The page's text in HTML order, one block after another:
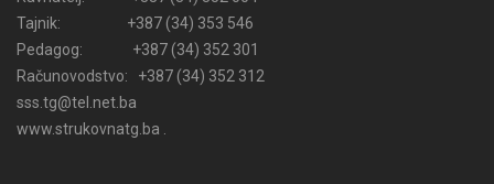
Tajnik: +387 (34) 353 546
Pedagog: +387 (34) 352 301
Računovodstvo: +387 (34) 352 312
sss.tg@tel.net.ba
www.strukovnatg.ba .